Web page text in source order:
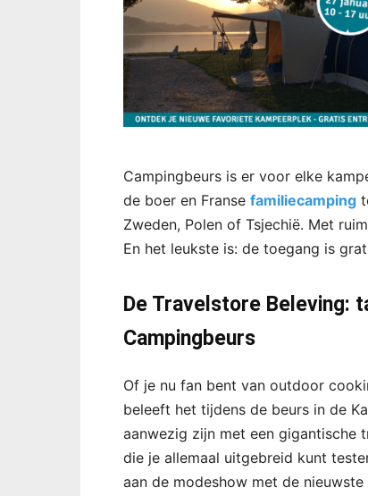
Campingbeurs is er voor elke
de boer en Franse familiecamping
Zweden, Polen of Tsjechië. Met
En het leukste is: de toegang is
De Travelstore Beleving:
Campingbeurs
Of je nu fan bent van outdoor
beleeft het tijdens de beurs in de
aanwezig zijn met een gigantische
die je allemaal uitgebreid kunt
aan de modeshow met de